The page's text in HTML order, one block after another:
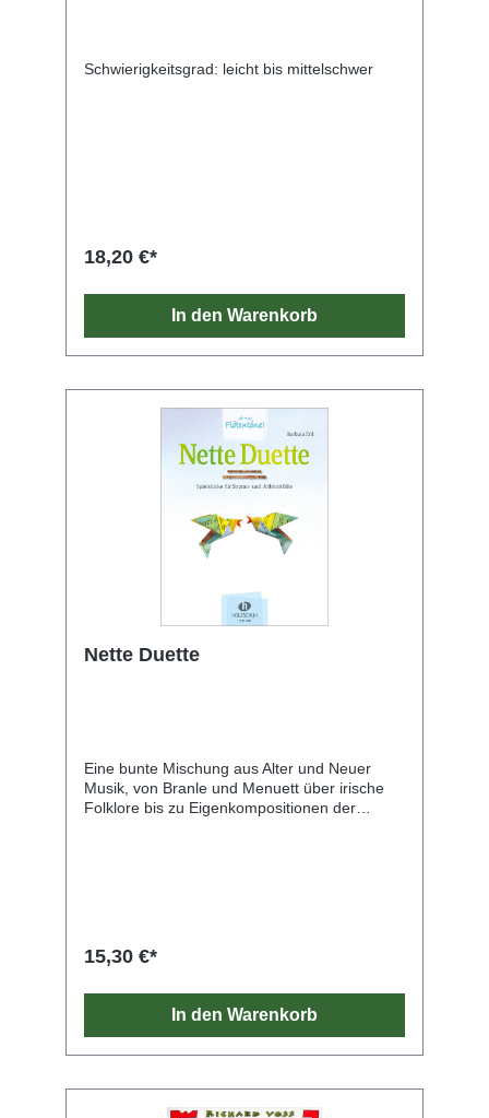
Schwierigkeitsgrad: leicht bis mittelschwer
18,20 €*
In den Warenkorb
Nette Duette
Eine bunte Mischung aus Alter und Neuer
Musik, von Branle und Menuett über irische
Folklore bis zu Eigenkompositionen der
Altflötenschule „Jede Menge Flötentöne“,
Sopranflöte gespielt wird, ist von Beginn an
anspruchsvoller und in einem größeren
15,30 €*
In den Warenkorb